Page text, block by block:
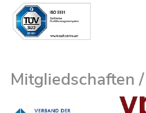
Mitgliedschaften